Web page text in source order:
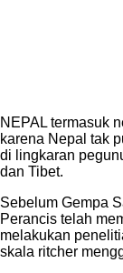
NEPAL termasuk
karena Nepal tak
di lingkaran
dan Tibet.
Sebelum Gempa
Perancis telah
melakukan
skala ritcher